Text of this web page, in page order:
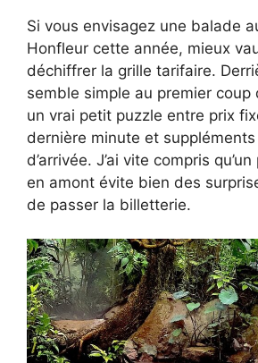
Si vous envisagez une balade
Honfleur cette année, mieux
déchiffrer la grille tarifaire.
semble simple au premier coup
un vrai petit puzzle entre prix
dernière minute et suppléments
d’arrivée. J’ai vite compris
en amont évite bien des
de passer la billetterie.